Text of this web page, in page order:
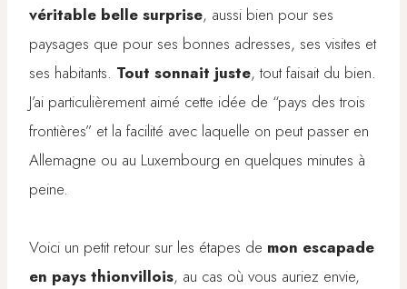
véritable belle surprise, aussi bien pour ses
paysages que pour ses bonnes adresses, ses visites et
ses habitants. Tout sonnait juste, tout faisait du bien.
J’ai particulièrement aimé cette idée de “pays des trois
frontières” et la facilité avec laquelle on peut passer en
Allemagne ou au Luxembourg en quelques minutes à
peine.
Voici un petit retour sur les étapes de mon escapade
en pays thionvillois, au cas où vous auriez envie,